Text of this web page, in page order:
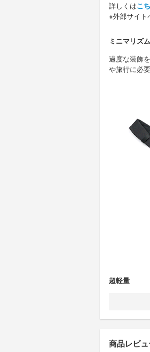
詳しくはこ
※外部サイト
ミニマリズ
過度な装飾
や旅行に必
超軽量
商品レビ